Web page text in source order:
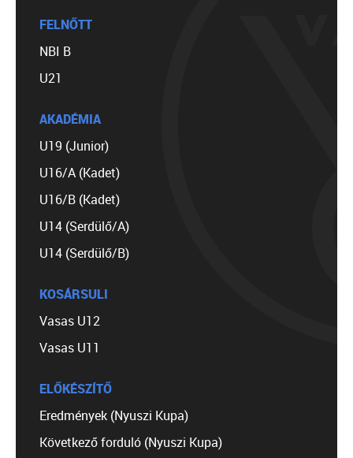
FELNŐTT
NBI B
U21
AKADÉMIA
U19 (Junior)
U16/A (Kadet)
U16/B (Kadet)
U14 (Serdülő/A)
U14 (Serdülő/B)
KOSÁRSULI
Vasas U12
Vasas U11
ELŐKÉSZÍTŐ
Eredmények (Nyuszi Kupa)
Következő forduló (Nyuszi Kupa)